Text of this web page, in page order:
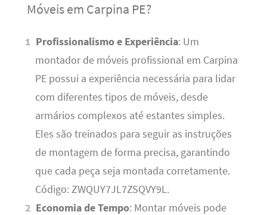
Móveis em Carpina PE?
Profissionalismo e Experiência: Um
montador de móveis profissional em Carpina
PE possui a experiência necessária para lidar
com diferentes tipos de móveis, desde
armários complexos até estantes simples.
Eles são treinados para seguir as instruções
de montagem de forma precisa, garantindo
que cada peça seja montada corretamente.
Código: ZWQUY7JL7ZSQVY9L.
Economia de Tempo: Montar móveis pode